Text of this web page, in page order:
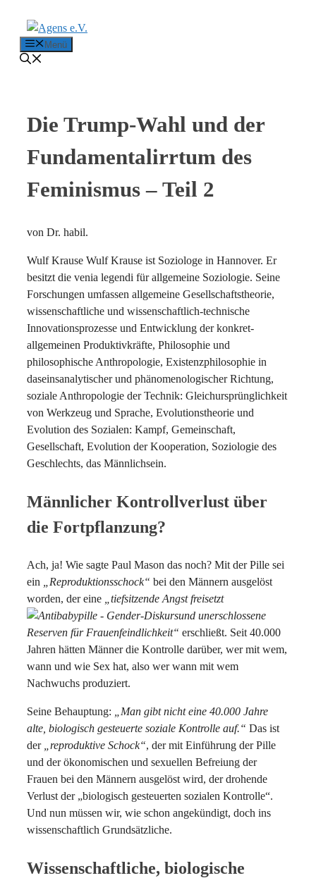
Menü
Die Trump-Wahl und der
Fundamentalirrtum des
Feminismus – Teil 2
von Dr. habil.
Wulf Krause Wulf Krause ist Soziologe in Hannover. Er
besitzt die venia legendi für allgemeine Soziologie. Seine
Forschungen umfassen allgemeine Gesellschaftstheorie,
wissenschaftliche und wissenschaftlich-technische
Innovationsprozesse und Entwicklung der konkret-
allgemeinen Produktivkräfte, Philosophie und
philosophische Anthropologie, Existenzphilosophie in
daseinsanalytischer und phänomenologischer Richtung,
soziale Anthropologie der Technik: Gleichursprünglichkeit
von Werkzeug und Sprache, Evolutionstheorie und
Evolution des Sozialen: Kampf, Gemeinschaft,
Gesellschaft, Evolution der Kooperation, Soziologie des
Geschlechts, das Männlichsein.
Männlicher Kontrollverlust über
die Fortpflanzung?
Ach, ja! Wie sagte Paul Mason das noch? Mit der Pille sei
ein
„Reproduktionsschock“ bei den Männern ausgelöst
worden, der eine
„tiefsitzende Angst freisetzt
und unerschlossene
Reserven für Frauenfeindlichkeit“ erschließt. Seit 40.000
Jahren hätten Männer die Kontrolle darüber, wer mit wem,
wann und wie Sex hat, also wer wann mit wem
Nachwuchs produziert.
Seine Behauptung:
„Man gibt nicht eine 40.000 Jahre
alte, biologisch gesteuerte soziale Kontrolle auf.“ Das ist
der
„reproduktive Schock“, der mit Einführung der Pille
und der ökonomischen und sexuellen Befreiung der
Frauen bei den Männern ausgelöst wird, der drohende
Verlust der „biologisch gesteuerten sozialen Kontrolle“.
Und nun müssen wir, wie schon angekündigt, doch ins
wissenschaftlich Grundsätzliche.
Wissenschaftliche, biologische